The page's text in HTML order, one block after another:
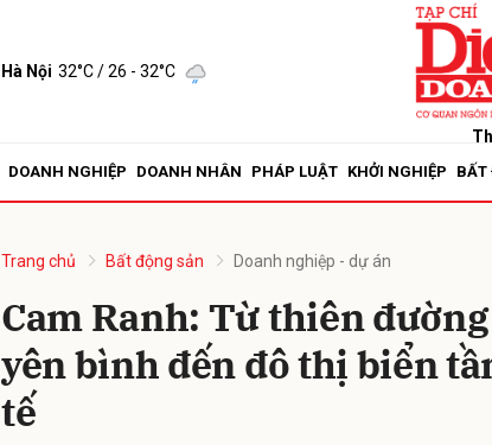
Hà Nội 32°C/ 26 - 32°C
DOANH NGHIỆP DOANH NHÂN PHÁP LUẬT KHỞI NGHIỆP BẤT
Trang chủ Bất động sản Doanh nghiệp - dự án
Cam Ranh: Từ thiên
yên bình đến đô thị biển
tế